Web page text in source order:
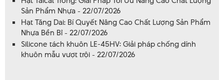
Sản Phẩm Nhựa - 22/07/2026
Hạt Tăng Dai: Bí Quyết Nâng Cao Chất Lượng Sản Phẩm
Nhựa Bền Bỉ - 22/07/2026
Silicone tách khuôn LE-45HV: Giải pháp chống dính
khuôn mẫu vượt trội - 22/07/2026